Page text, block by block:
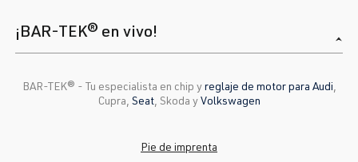
¡BAR-TEK® en vivo!
BAR-TEK®️ - Tu especialista en chip yreglaje de motor para Audi
Cupra, Seat, Skoda yVolkswagen
Pie de imprenta